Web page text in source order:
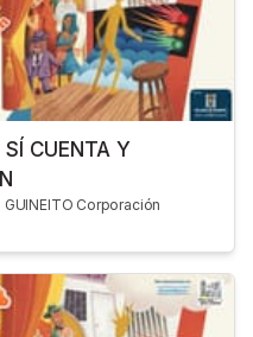
SÍ CUENTA Y
Corporación